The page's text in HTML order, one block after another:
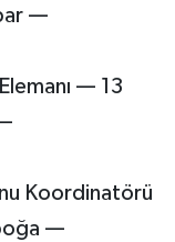
—
— 13
Koordinatörü
—